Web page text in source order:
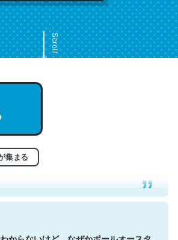
Scroll
集まる
てもクレバーなんだろうなと凄く思
める人は原文もお勧め。自分はこの流
Go. Then Covid hit. Shit.
れるかい？ by ラーズ・ヌートバー
からないけど、なぜかポールオースタ